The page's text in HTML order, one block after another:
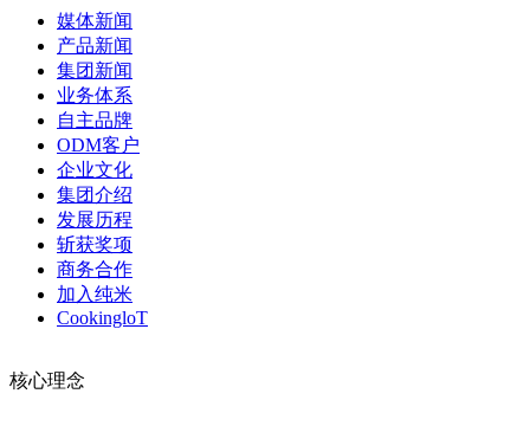
媒体新闻
产品新闻
集团新闻
业务体系
自主品牌
ODM客户
企业文化
集团介绍
发展历程
斩获奖项
商务合作
加入纯米
CookingloT
核心理念